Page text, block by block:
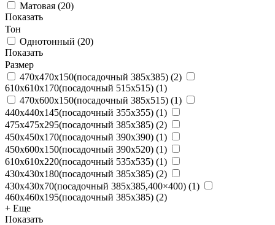
Матовая (20)
Показать
Тон
Однотонный (20)
Показать
Размер
470x470x150(посадочный 385х385) (2)
610x610x170(посадочный 515х515) (1)
470x600x150(посадочный 385х515) (1)
440x440x145(посадочный 355х355) (1)
475x475x295(посадочный 385х385) (2)
450x450x170(посадочный 390х390) (1)
450x600x150(посадочный 390х520) (1)
610x610x220(посадочный 535х535) (1)
430x430x180(посадочный 385х385) (2)
430x430x70(посадочный 385х385,400×400) (1)
460x460x195(посадочный 385х385) (2)
+ Еще
Показать